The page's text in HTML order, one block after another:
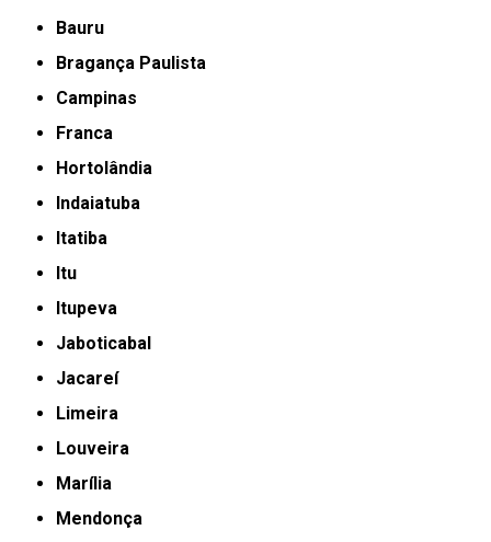
Bauru
Bragança Paulista
Campinas
Franca
Hortolândia
Indaiatuba
Itatiba
Itu
Itupeva
Jaboticabal
Jacareí
Limeira
Louveira
Marília
Mendonça